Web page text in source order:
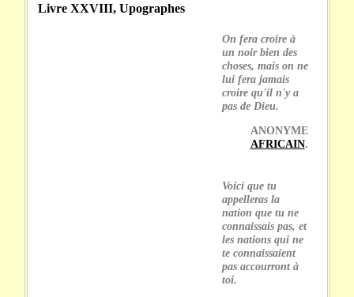
Livre XXVIII, Upographes
On fera croire à
un noir bien des
choses, mais on ne
lui fera jamais
croire qu'il n'y a
pas de Dieu.
ANONYME
AFRICAIN.
Voici que tu
appelleras la
nation que tu ne
connaissais pas, et
les nations qui ne
te connaissaient
pas accourront à
toi.